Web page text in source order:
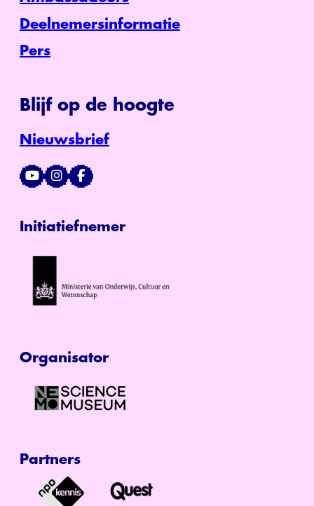
Deelnemersinformatie
Pers
Blijf op de hoogte
Nieuwsbrief
Initiatiefnemer
Organisator
Partners